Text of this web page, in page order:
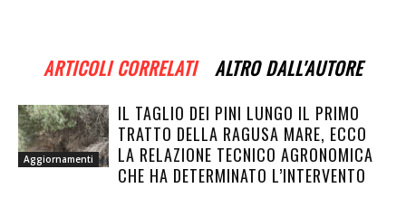
ARTICOLI CORRELATI ALTRO DALL'AUTORE
Aggiornamenti
IL TAGLIO DEI PINI LUNGO IL PRIMO
TRATTO DELLA RAGUSA MARE, ECCO
LA RELAZIONE TECNICO AGRONOMICA
CHE HA DETERMINATO L’INTERVENTO